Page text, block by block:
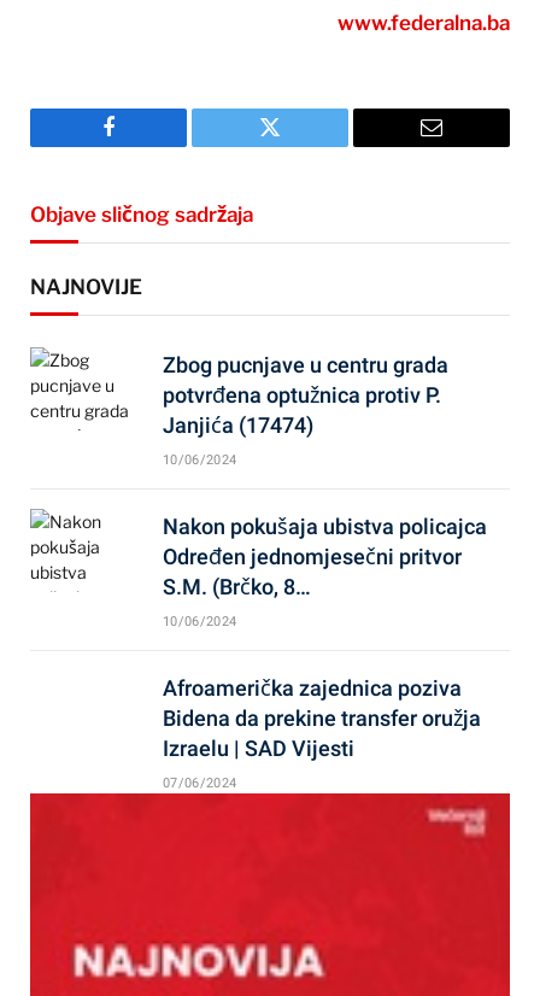
www.federalna.ba
Facebook Twitter Email
Objave sličnog sadržaja
NAJNOVIJE
Zbog pucnjave u centru grada
potvrđena optužnica protiv P.
Janjića (17474)
10/06/2024
Nakon pokušaja ubistva policajca
Određen jednomjesečni pritvor
S.M. (Brčko, 8…
10/06/2024
Afroamerička zajednica poziva
Bidena da prekine transfer oružja
Izraelu | SAD Vijesti
07/06/2024